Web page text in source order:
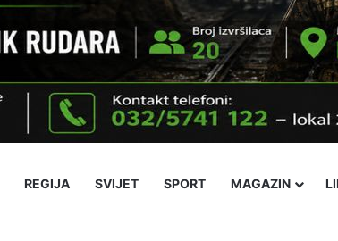
REGIJA SVIJET SPORT MAGAZIN